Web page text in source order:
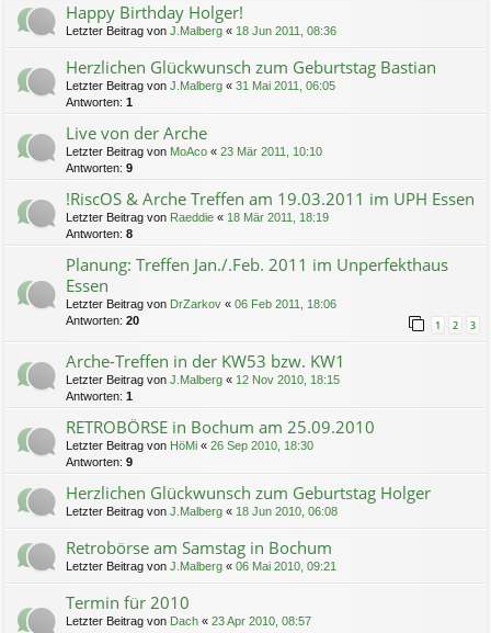
Happy Birthday Holger!
Letzter Beitrag von J.Malberg « 18 Jun 2011, 08:36
Herzlichen Glückwunsch zum Geburtstag Bastian
Letzter Beitrag von J.Malberg « 31 Mai 2011, 06:05
Antworten: 1
Live von der Arche
Letzter Beitrag von MoAco « 23 Mär 2011, 10:10
Antworten: 9
!RiscOS & Arche Treffen am 19.03.2011 im UPH Essen
Letzter Beitrag von Raeddie « 18 Mär 2011, 18:19
Antworten: 8
Planung: Treffen Jan./.Feb. 2011 im Unperfekthaus
Essen
Letzter Beitrag von DrZarkov « 06 Feb 2011, 18:06
Antworten: 20 1 2 3
Arche-Treffen in der KW53 bzw. KW1
Letzter Beitrag von J.Malberg « 12 Nov 2010, 18:15
Antworten: 1
RETROBÖRSE in Bochum am 25.09.2010
Letzter Beitrag von HöMi « 26 Sep 2010, 18:30
Antworten: 9
Herzlichen Glückwunsch zum Geburtstag Holger
Letzter Beitrag von J.Malberg « 18 Jun 2010, 06:08
Retrobörse am Samstag in Bochum
Letzter Beitrag von J.Malberg « 06 Mai 2010, 09:21
Termin für 2010
Letzter Beitrag von Dach « 23 Apr 2010, 08:57